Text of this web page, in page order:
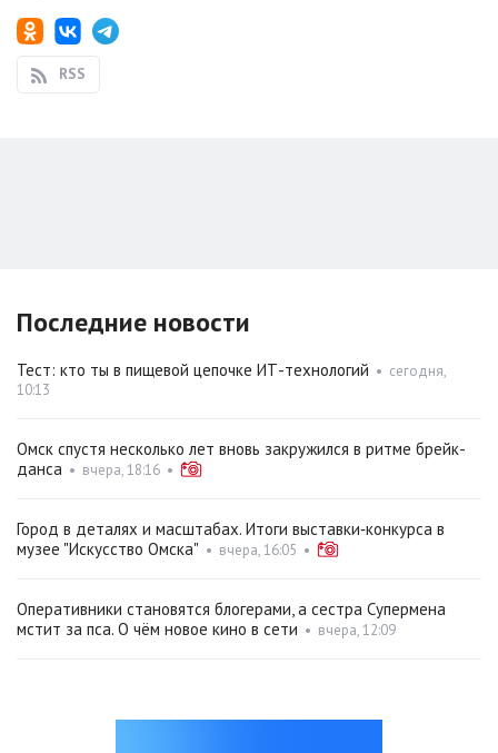
RSS
Последние новости
Тест: кто ты в пищевой цепочке ИТ-технологий • сегодня,
10:13
Омск спустя несколько лет вновь закружился в ритме брейк-
данса • вчера, 18:16 •
Город в деталях и масштабах. Итоги выставки‑конкурса в
музее "Искусство Омска" • вчера, 16:05 •
Оперативники становятся блогерами, а сестра Супермена
мстит за пса. О чём новое кино в сети • вчера, 12:09